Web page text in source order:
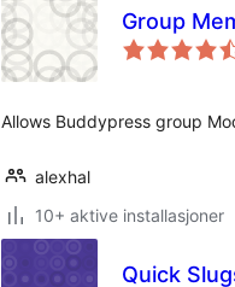
Group
Allows Buddypress group
alexhal
10+ aktive installasjoner
Quick